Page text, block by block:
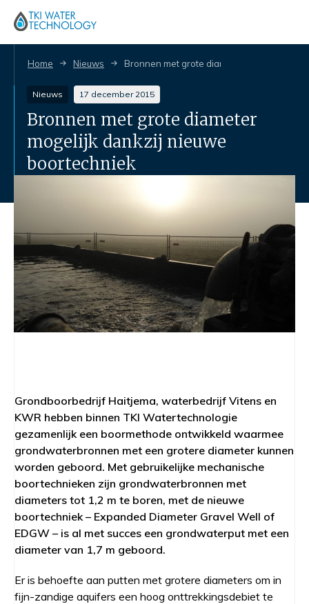
Home Nieuws Bronnen met grote diameter mogelijk
Nieuws 17 december 2015
Bronnen met grote diameter
mogelijk dankzij nieuwe
boortechniek
Grondboorbedrijf Haitjema, waterbedrijf Vitens en
KWR hebben binnen TKI Watertechnologie
gezamenlijk een boormethode ontwikkeld waarmee
grondwaterbronnen met een grotere diameter kunnen
worden geboord. Met gebruikelijke mechanische
boortechnieken zijn grondwaterbronnen met
diameters tot 1,2 m te boren, met de nieuwe
boortechniek – Expanded Diameter Gravel Well of
EDGW – is al met succes een grondwaterput met een
diameter van 1,7 m geboord.
Er is behoefte aan putten met grotere diameters om in
fijn-zandige aquifers een hoog onttrekkingsdebiet te